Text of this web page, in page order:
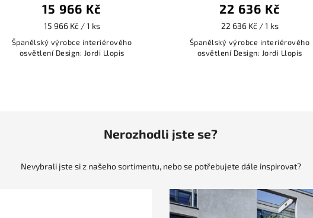
15 966 Kč
15 966 Kč / 1 ks
Španělský výrobce interiérového
osvětlení Design: Jordi Llopis
22 636 Kč
22 636 Kč / 1 ks
Španělský výrobce interiérového
osvětlení Design: Jordi Llopis
Nerozhodli jste se?
Nevybrali jste si z našeho sortimentu, nebo se potřebujete dále inspirovat?